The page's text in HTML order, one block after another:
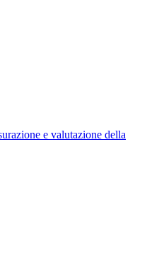
e valutazione della